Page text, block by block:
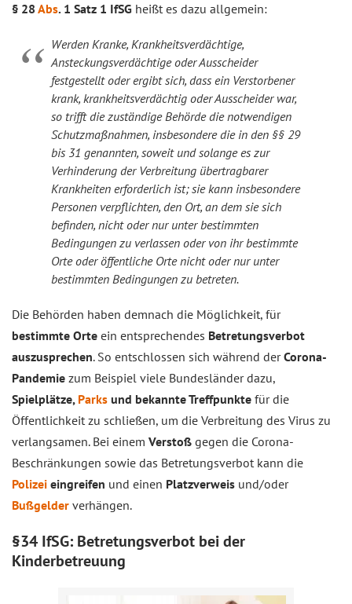
§ 28 Abs. 1 Satz 1 IfSG heißt es dazu allgemein:
Werden Kranke, Krankheitsverdächtige,
Ansteckungsverdächtige oder Ausscheider
festgestellt oder ergibt sich, dass ein Verstorbener
krank, krankheitsverdächtig oder Ausscheider war,
so trifft die zuständige Behörde die notwendigen
Schutzmaßnahmen, insbesondere die in den §§ 29
bis 31 genannten, soweit und solange es zur
Verhinderung der Verbreitung übertragbarer
Krankheiten erforderlich ist; sie kann insbesondere
Personen verpflichten, den Ort, an dem sie sich
befinden, nicht oder nur unter bestimmten
Bedingungen zu verlassen oder von ihr bestimmte
Orte oder öffentliche Orte nicht oder nur unter
bestimmten Bedingungen zu betreten.
Die Behörden haben demnach die Möglichkeit, für
bestimmte Orte ein entsprechendes Betretungsverbot
auszusprechen. So entschlossen sich während derCorona-
Pandemie zum Beispiel viele Bundesländer dazu,
Spielplätze, Parks und bekannte Treffpunkte für die
Öffentlichkeit zu schließen, um die Verbreitung des Virus zu
verlangsamen. Bei einem Verstoß gegen die Corona-
Beschränkungen sowie das Betretungsverbot kann die
Polizei eingreifen und einen Platzverweis und/oder
Bußgelder verhängen.
§34 IfSG: Betretungsverbot bei der
Kinderbetreuung